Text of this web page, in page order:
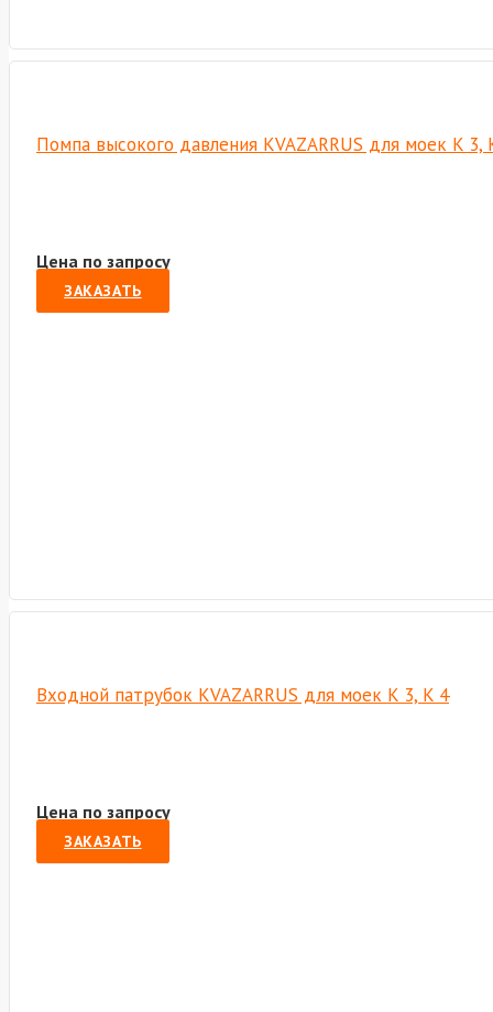
Помпа высокого давления KVAZARRUS для моек K 3,
Цена по запросу
ЗАКАЗАТЬ
Входной патрубок KVAZARRUS для моек K 3, K 4
Цена по запросу
ЗАКАЗАТЬ